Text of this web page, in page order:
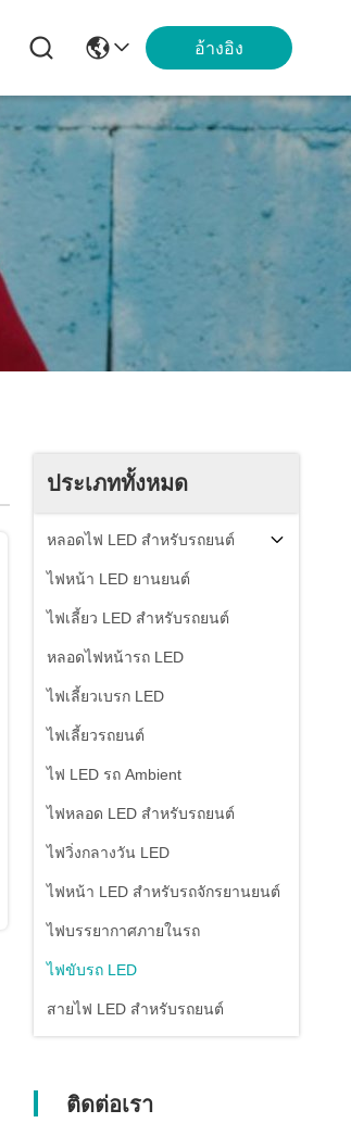
อ้างอิง
ประเภททั้งหมด
หลอดไฟ LED สำหรับรถยนต์
ไฟหน้า LED ยานยนต์
ไฟเลี้ยว LED สำหรับรถยนต์
หลอดไฟหน้ารถ LED
ไฟเลี้ยวเบรก LED
ไฟเลี้ยวรถยนต์
ไฟ LED รถ Ambient
ไฟหลอด LED สําหรับรถยนต์
ไฟวิ่งกลางวัน LED
ไฟหน้า LED สำหรับรถจักรยานยนต์
ไฟบรรยากาศภายในรถ
ไฟขับรถ LED
สายไฟ LED สําหรับรถยนต์
ติดต่อเรา